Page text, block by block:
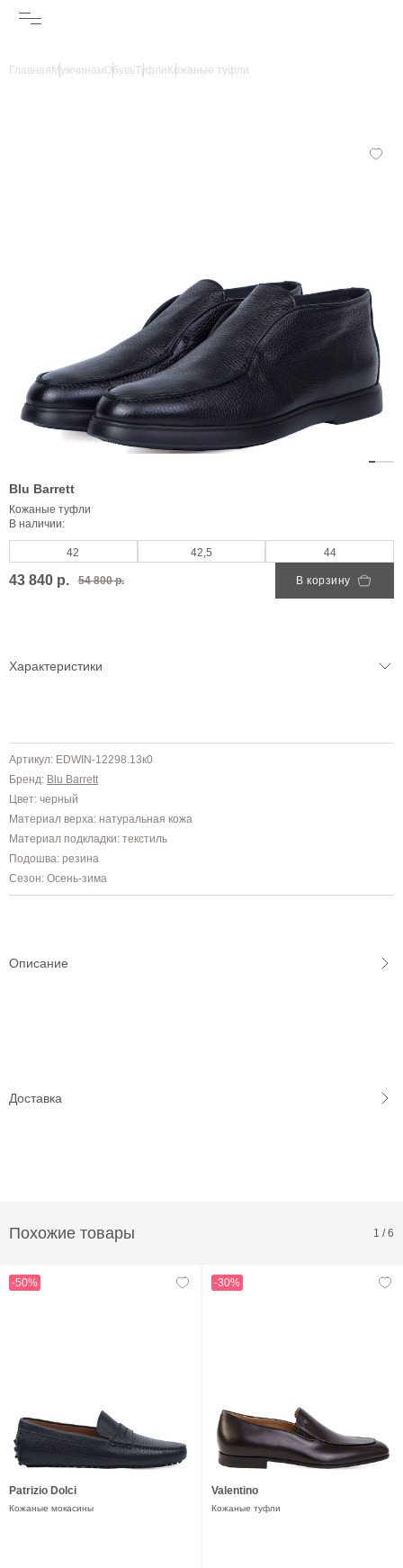
Главная МужчинамОбувьТуфли Кожаные туфли
Blu Barrett
Кожаные туфли
В наличии:
42 42,5 44
43 840 р. 54 800 р. В корзину
Характеристики
Артикул: EDWIN-12298.13к0
Бренд: Blu Barrett
Цвет: черный
Материал верха: натуральная кожа
Материал подкладки: текстиль
Подошва: резина
Сезон: Осень-зима
Описание
Доставка
Похожие товары 1 /6
-50%
Patrizio Dolci
Кожаные мокасины
-30%
Valentino
Кожаные туфли